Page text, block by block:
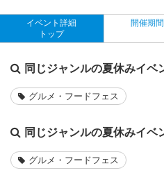
イベント詳細
トップ
開催期
同じジャンルの夏休みイベ
グルメ・フードフェス
同じジャンルの夏休みイベ
グルメ・フードフェス